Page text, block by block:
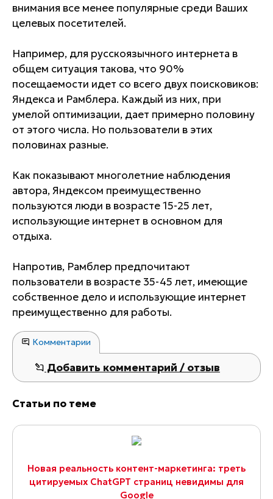
внимания все менее популярные среди Ваших
целевых посетителей.
Например, для русскоязычного интернета в
общем ситуация такова, что 90%
посещаемости идет со всего двух поисковиков:
Яндекса и Рамблера. Каждый из них, при
умелой оптимизации, дает примерно половину
от этого числа. Но пользователи в этих
половинах разные.
Как показывают многолетние наблюдения
автора, Яндексом преимущественно
пользуются люди в возрасте 15-25 лет,
использующие интернет в основном для
отдыха.
Напротив, Рамблер предпочитают
пользователи в возрасте 35-45 лет, имеющие
собственное дело и использующие интернет
преимущественно для работы.
Комментарии
Добавить комментарий / отзыв
Статьи по теме
Новая реальность контент-маркетинга: треть
цитируемых ChatGPT страниц невидимы для
Google